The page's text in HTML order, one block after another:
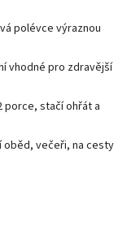
polévce výraznou
vhodné pro zdravější
porce, stačí ohřát a
oběd, večeři, na cesty